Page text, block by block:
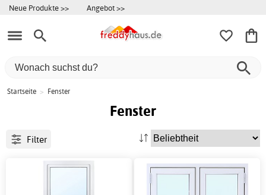
Neue Produkte >> Angebot >>
Startseite > Fenster
Fenster
Filter